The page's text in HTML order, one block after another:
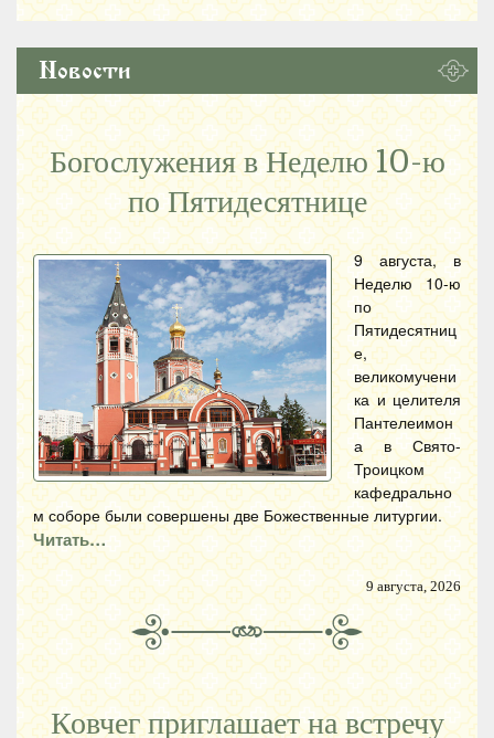
Новости
Богослужения в Неделю 10-ю
по Пятидесятнице
9 августа, в
Неделю 10-ю
по
Пятидесятниц
е,
великомучени
ка и целителя
Пантелеимон
а в Свято-
Троицком
кафедрально
м соборе были совершены две Божественные литургии.
Читать…
9 августа, 2026
Ковчег приглашает на встречу